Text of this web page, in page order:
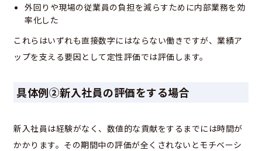
外回りや現場の従業員の負担を減らすために内部業務を効
率化した
これらはいずれも直接数字にはならない働きですが、業績ア
ップを支える要因として定性評価では評価します。
具体例②新入社員の評価をする場合
新入社員は経験がなく、数値的な貢献をするまでには時間が
かかります。その期間中の評価が全くされないとモチベーシ